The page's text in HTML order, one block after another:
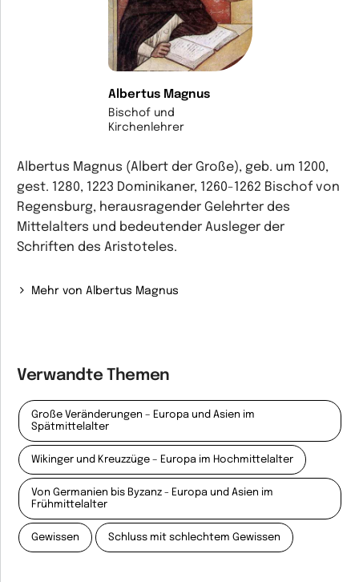
Albertus Magnus
Bischof und
Kirchenlehrer
Albertus Magnus (Albert der Große), geb. um 1200,
gest. 1280, 1223 Dominikaner, 1260-1262 Bischof von
Regensburg, herausragender Gelehrter des
Mittelalters und bedeutender Ausleger der
Schriften des Aristoteles.
Mehr von Albertus Magnus
Verwandte Themen
Große Veränderungen – Europa und Asien im
Spätmittelalter
Wikinger und Kreuzzüge – Europa im Hochmittelalter
Von Germanien bis Byzanz - Europa und Asien im
Frühmittelalter
Gewissen Schluss mit schlechtem Gewissen